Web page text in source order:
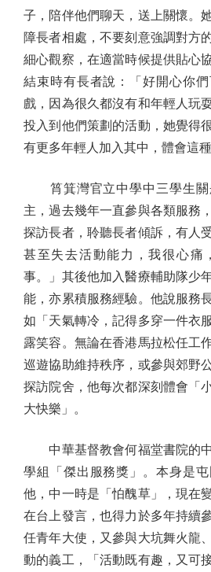
子，陪伴他們聊天，送上關懷。
障長者相處，不要刻意強調對方
細心觀察，在適當時候提供貼心
結束時有長者說：「好開心你
戲，因為很久都沒有和年輕人玩
投入到他們策劃的活動，她覺得
有更多年輕人加入其中，體會這種
筲箕灣官立中學中三學生關
主，過去幾年一直參與各類服務
探訪長者，聆聽長者傾訴，有人
甚至失去活動能力，我很心痛
事。」其後他加入醫療輔助隊少
能，亦累積服務經驗。他說服務
如「天氣轉冷，記得多穿一件衣
露笑容。無論在香港馬拉松任工
巡遊協助維持秩序，或參與郊野
探訪院舍，他每次都深刻體會「
大快樂」。
中華基督教會何福堂書院的中
學組「傑出服務獎」。本身是
他，中一時是「怕醜草」，現在
在台上發言，也得力於多年持續
任青年大使，又參與大坑舞火龍
動的義工，「活動既有趣，又可